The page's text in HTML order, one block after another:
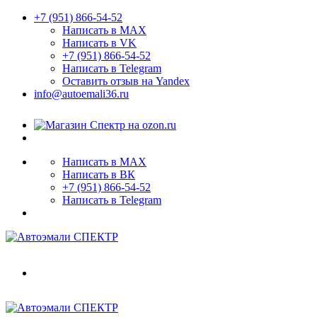
+7 (951) 866-54-52
Написать в MAX
Написать в VK
+7 (951) 866-54-52
Написать в Telegram
Оставить отзыв на Yandex
info@autoemali36.ru
Написать в MAX
Написать в ВК
+7 (951) 866-54-52
Написать в Telegram